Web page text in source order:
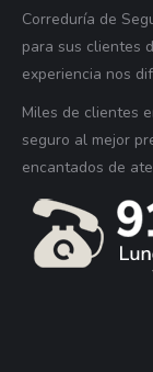
Correduría de
para sus clientes
experiencia nos
Miles de clientes
seguro al mejor
encantados de